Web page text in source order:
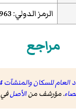
الرمز الدولي: 963, رمز المدينة: 33
مراجع
للسكان والمنشآت 2004"
. مؤرشف منالأصلفي 4 أكتوبر 2018